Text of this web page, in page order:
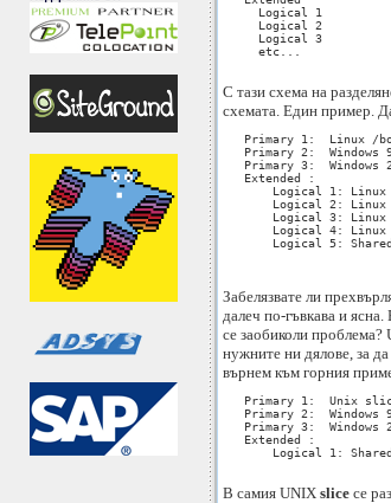
     Logical 1
     Logical 2
     Logical 3
     etc...
С тази схема на
схемата. Един пример.
Primary 1:  Linux /
Primary 2:  Windows
Primary 3:  Windows
   Extended :
Logical 1: Linux
Logical 2: Linux
Logical 3: Linux
Logical 4: Linux
Logical 5:
Забелязвате ли
далеч по-гъвкава и ясна.
се заобиколи проблема?
нужните ни дялове, за
върнем към горния
Primary 1:  Unix
Primary 2:  Windows
Primary 3:  Windows
   Extended :
Logical 1:
В самия UNIX slice се